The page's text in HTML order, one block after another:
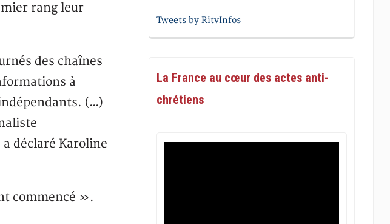
rang leur
des chaînes
à
(…)
déclaré Karoline
commencé ».
Tweets by RitvInfos
La France au cœur des actes anti-
chrétiens